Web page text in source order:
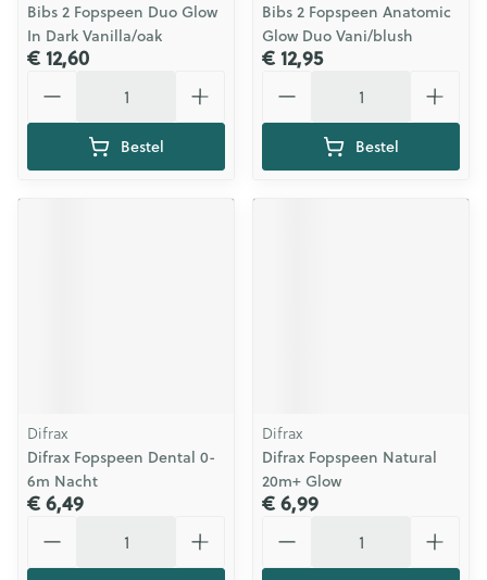
Bibs 2 Fopspeen Duo Glow
In Dark Vanilla/oak
€ 12,60
Bestel
Bibs 2 Fopspeen Anatomic
Glow Duo Vani/blush
€ 12,95
Bestel
Difrax
Difrax Fopspeen Dental 0-
6m Nacht
€ 6,49
Difrax
Difrax Fopspeen Natural
20m+ Glow
€ 6,99